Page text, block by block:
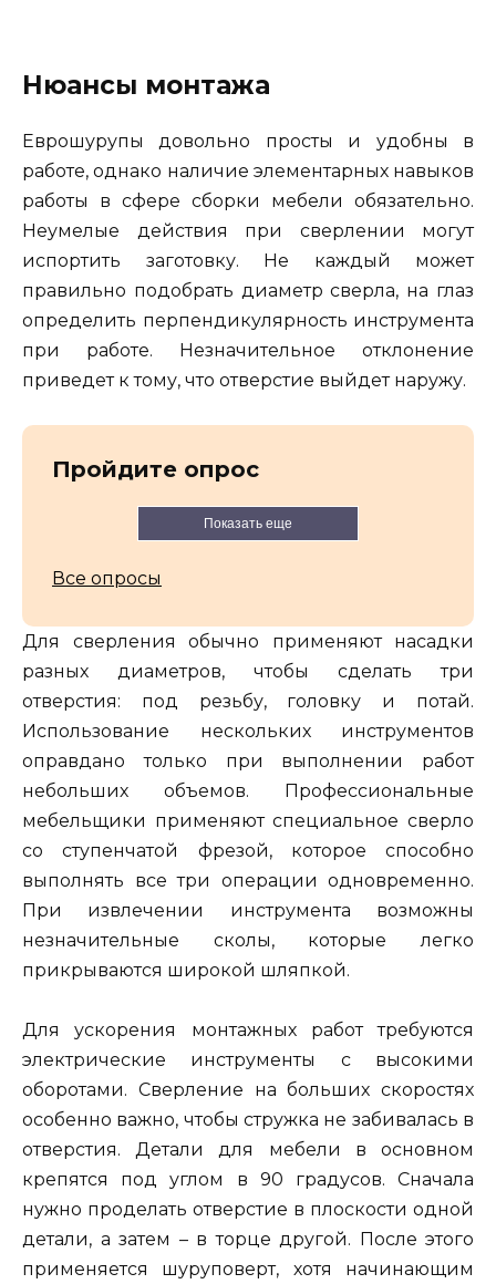
Нюансы монтажа
Еврошурупы довольно просты и удобны в
работе, однако наличие элементарных навыков
работы в сфере сборки мебели обязательно.
Неумелые действия при сверлении могут
испортить заготовку. Не каждый может
правильно подобрать диаметр сверла, на глаз
определить перпендикулярность инструмента
при работе. Незначительное отклонение
приведет к тому, что отверстие выйдет наружу.
Пройдите опрос
Показать еще
Все опросы
Для сверления обычно применяют насадки
разных диаметров, чтобы сделать три
отверстия: под резьбу, головку и потай.
Использование нескольких инструментов
оправдано только при выполнении работ
небольших объемов. Профессиональные
мебельщики применяют специальное сверло
со ступенчатой фрезой, которое способно
выполнять все три операции одновременно.
При извлечении инструмента возможны
незначительные сколы, которые легко
прикрываются широкой шляпкой.
Для ускорения монтажных работ требуются
электрические инструменты с высокими
оборотами. Сверление на больших скоростях
особенно важно, чтобы стружка не забивалась в
отверстия. Детали для мебели в основном
крепятся под углом в 90 градусов. Сначала
нужно проделать отверстие в плоскости одной
детали, а затем – в торце другой. После этого
применяется шуруповерт, хотя начинающим